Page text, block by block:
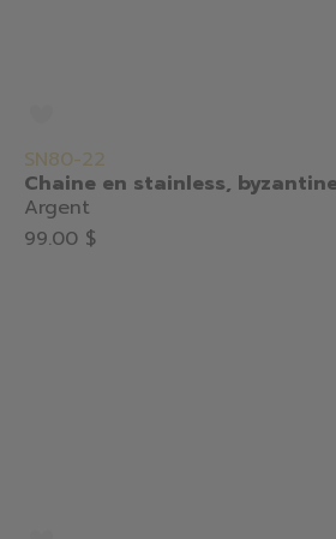
SN80-22
Chaine en stainless,
Argent
99.00 $